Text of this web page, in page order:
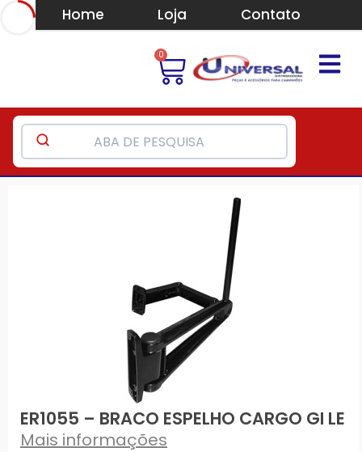
Home Loja Contato
0
ER1055 – BRACO ESPELHO CARGO GI LE
Mais informações